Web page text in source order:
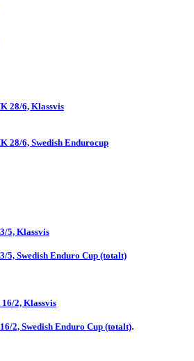
28/6, Klassvis
28/6, Swedish Endurocup
5, Klassvis
5, Swedish Enduro Cup (totalt)
2, Klassvis
2, Swedish Enduro Cup (totalt).